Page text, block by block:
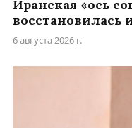
Иранская «ось
восстановилась
6 августа 2026 г.